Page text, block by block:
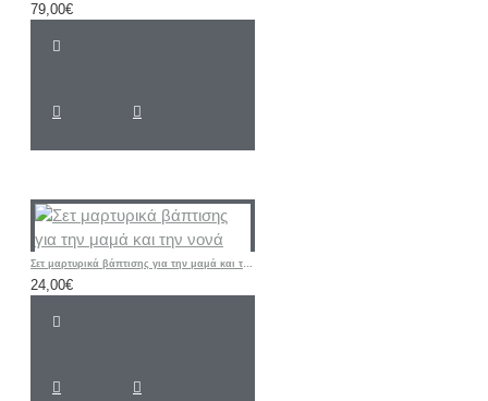
79,00€
Σετ μαρτυρικά βάπτισης για την μαμά και την νονά
24,00€